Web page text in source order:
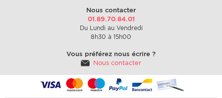
Nous contacter
01.89.70.84.01
Du Lundi au Vendredi
8h30 à 15h00
Vous préférez nous écrire ?
Nous contacter